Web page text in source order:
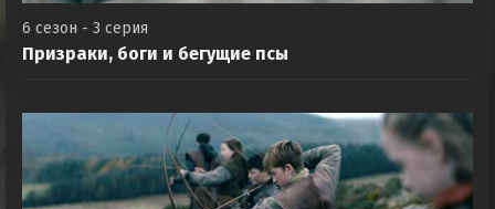
6 сезон - 3 серия
Призраки, боги и бегущие псы